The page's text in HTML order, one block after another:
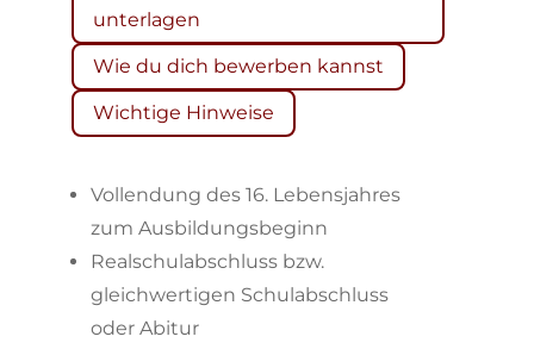
unterlagen
Wie du dich bewerben kannst
Wichtige Hinweise
Vollendung des 16. Lebensjahres
zum Ausbildungsbeginn
Realschulabschluss bzw.
gleichwertigen Schulabschluss
oder Abitur